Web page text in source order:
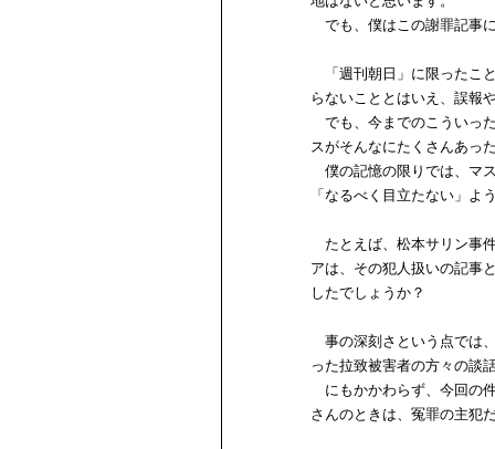
でも、僕はこの謝罪記事
「週刊朝日」に限ったこ
らないこととはいえ、誤報
でも、今までのこういっ
スがそんなにたくさんあっ
僕の記憶の限りでは、マ
「なるべく目立たない」よ
たとえば、松本サリン事
アは、その犯人扱いの記事
したでしょうか？
事の深刻さという点では
った拉致被害者の方々の談
にもかかわらず、今回の
さんのときは、冤罪の主犯